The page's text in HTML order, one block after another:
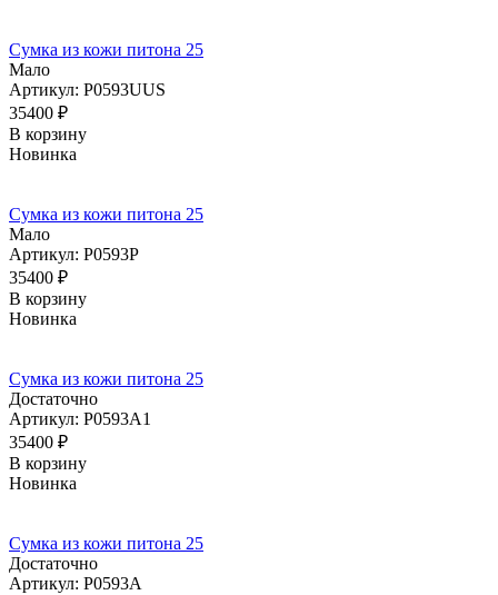
Сумка из кожи питона 25
Мало
Артикул: P0593UUS
35400 ₽
В корзину
Новинка
Сумка из кожи питона 25
Мало
Артикул: P0593P
35400 ₽
В корзину
Новинка
Сумка из кожи питона 25
Достаточно
Артикул: P0593A1
35400 ₽
В корзину
Новинка
Сумка из кожи питона 25
Достаточно
Артикул: P0593A